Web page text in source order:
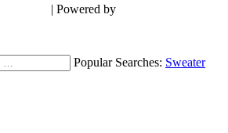
| Powered by
Popular Searches: Sweater